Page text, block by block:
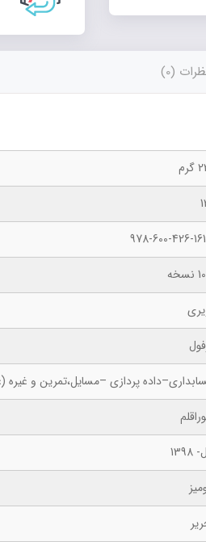
(0)
978-600-426-
پردازی –مسایل،تمرین و غیره